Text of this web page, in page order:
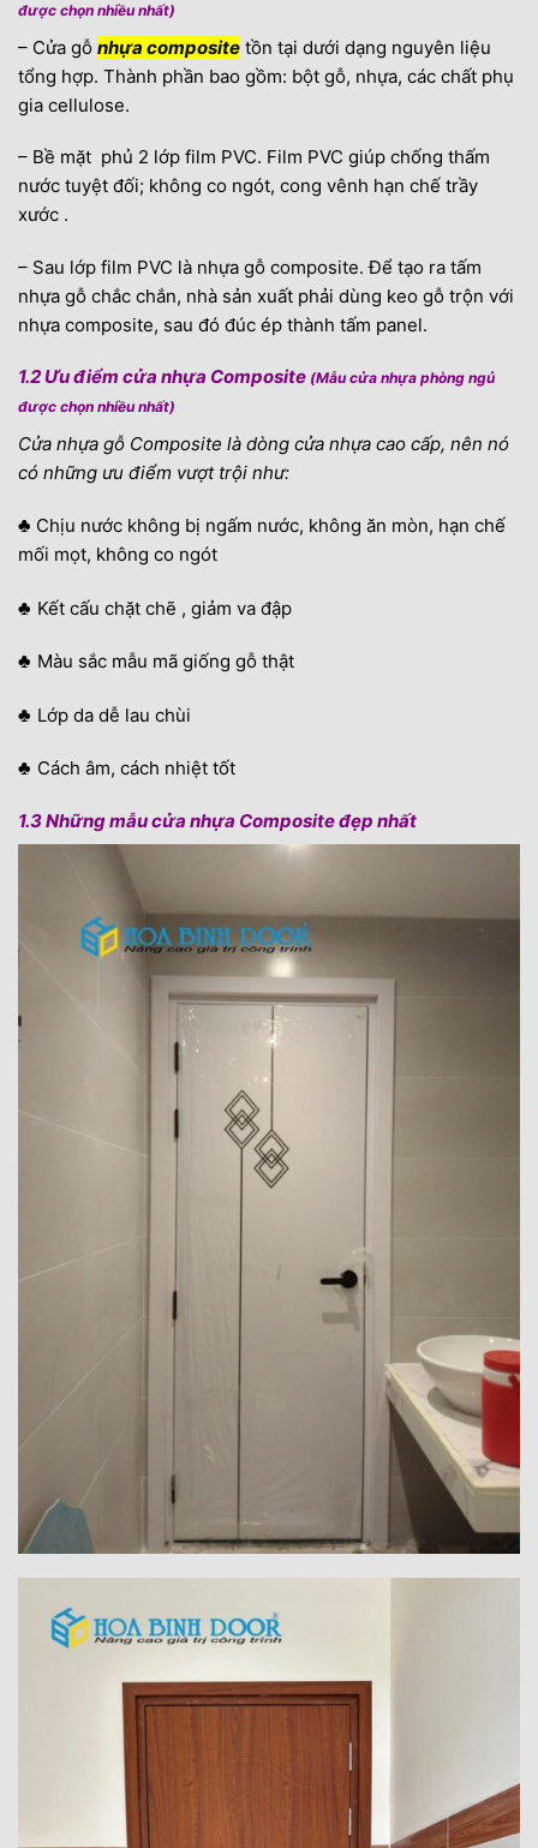
3.3. 3.3 Những mẫu cửa nhựa Đài Loan đẹp
nhất
4. Thông tin liên hệ mua cửa – Mẫu cửa nhựa
phòng ngủ được chọn nhiều nhất
5. THÔNG TIN NHÀ CUNG CẤP
được chọn nhiều nhất)
– Cửa gỗ nhựa composite tồn tại dưới dạng nguyên liệu
tổng hợp. Thành phần bao gồm: bột gỗ, nhựa, các chất phụ
gia cellulose.
– Bề mặt phủ 2 lớp film PVC. Film PVC giúp chống thấm
nước tuyệt đối; không co ngót, cong vênh hạn chế trầy
xước .
– Sau lớp film PVC là nhựa gỗ composite. Để tạo ra tấm
nhựa gỗ chắc chắn, nhà sản xuất phải dùng keo gỗ trộn với
nhựa composite, sau đó đúc ép thành tấm panel.
1.2 Ưu điểm cửa nhựa Composite (Mẫu cửa nhựa phòng ngủ
được chọn nhiều nhất)
Cửa nhựa gỗ Composite là dòng cửa nhựa cao cấp, nên nó
có những ưu điểm vượt trội như:
♣ Chịu nước không bị ngấm nước, không ăn mòn, hạn chế
mối mọt, không co ngót
♣ Kết cấu chặt chẽ , giảm va đập
♣ Màu sắc mẫu mã giống gỗ thật
♣ Lớp da dễ lau chùi
♣ Cách âm, cách nhiệt tốt
1.3 Những mẫu cửa nhựa Composite đẹp nhất